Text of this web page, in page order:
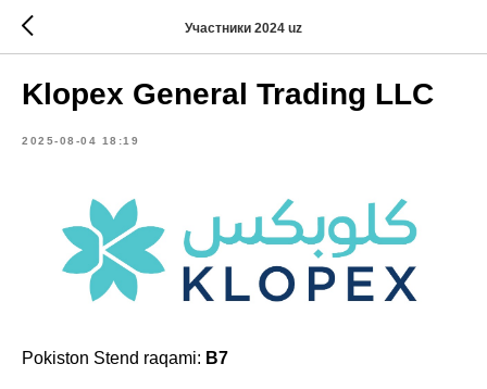
Участники 2024 uz
Klopex General Trading LLC
2025-08-04 18:19
Pokiston Stend raqami: B7